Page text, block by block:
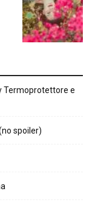
Termoprotettore e
spoiler)